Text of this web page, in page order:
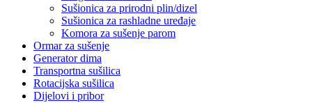
Sušionica za prirodni plin/dizel
Sušionica za rashladne uređaje
Komora za sušenje parom
Ormar za sušenje
Generator dima
Transportna sušilica
Rotacijska sušilica
Dijelovi i pribor